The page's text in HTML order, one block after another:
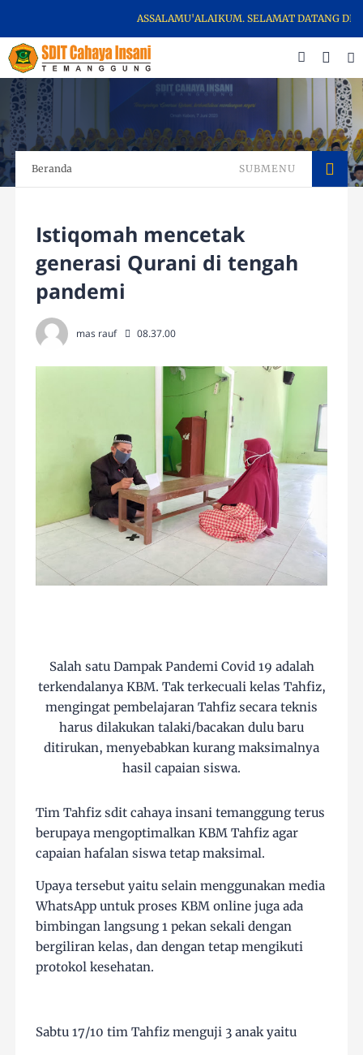
ASSALAMU'ALAIKUM. SELAMAT DATANG DI
Beranda SUBMENU
Istiqomah mencetak
generasi Qurani di tengah
pandemi
mas rauf 08.37.00
Salah satu Dampak Pandemi Covid 19 adalah
terkendalanya KBM. Tak terkecuali kelas Tahfiz,
mengingat pembelajaran Tahfiz secara teknis
harus dilakukan talaki/bacakan dulu baru
ditirukan, menyebabkan kurang maksimalnya
hasil capaian siswa.
Tim Tahfiz sdit cahaya insani temanggung terus
berupaya mengoptimalkan KBM Tahfiz agar
capaian hafalan siswa tetap maksimal.
Upaya tersebut yaitu selain menggunakan media
WhatsApp untuk proses KBM online juga ada
bimbingan langsung 1 pekan sekali dengan
bergiliran kelas, dan dengan tetap mengikuti
protokol kesehatan.
Sabtu 17/10 tim Tahfiz menguji 3 anak yaitu